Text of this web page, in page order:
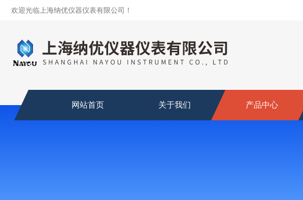
欢迎光临上海纳优仪器仪表有限公司！
网站首页 关于我们 产品中心